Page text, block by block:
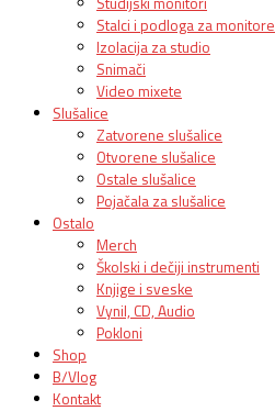
Stalci i podloga za monitore
Izolacija za studio
Snimači
Video mixete
Slušalice
Zatvorene slušalice
Otvorene slušalice
Ostale slušalice
Pojačala za slušalice
Ostalo
Merch
Školski i dečiji instrumenti
Knjige i sveske
Vynil, CD, Audio
Pokloni
Shop
B/Vlog
Kontakt